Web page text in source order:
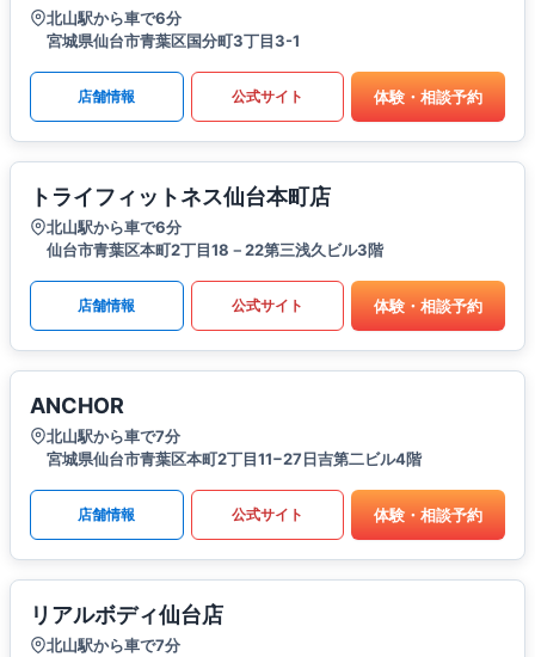
北山駅から車で6分
宮城県仙台市青葉区国分町3丁目3-1
店舗情報 公式サイト 体験・相談予約
トライフィットネス仙台本町店
北山駅から車で6分
仙台市青葉区本町2丁目18－22第三浅久ビル3階
店舗情報 公式サイト 体験・相談予約
ANCHOR
北山駅から車で7分
宮城県仙台市青葉区本町2丁目11−27日吉第二ビル4階
店舗情報 公式サイト 体験・相談予約
リアルボディ仙台店
北山駅から車で7分